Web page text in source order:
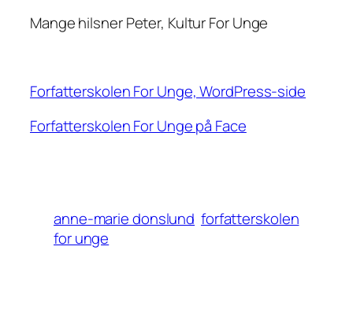
Mange hilsner Peter, Kultur For Unge
Forfatterskolen For Unge, WordPress-side
Forfatterskolen For Unge på Face
anne-marie donslund forfatterskolen
for unge